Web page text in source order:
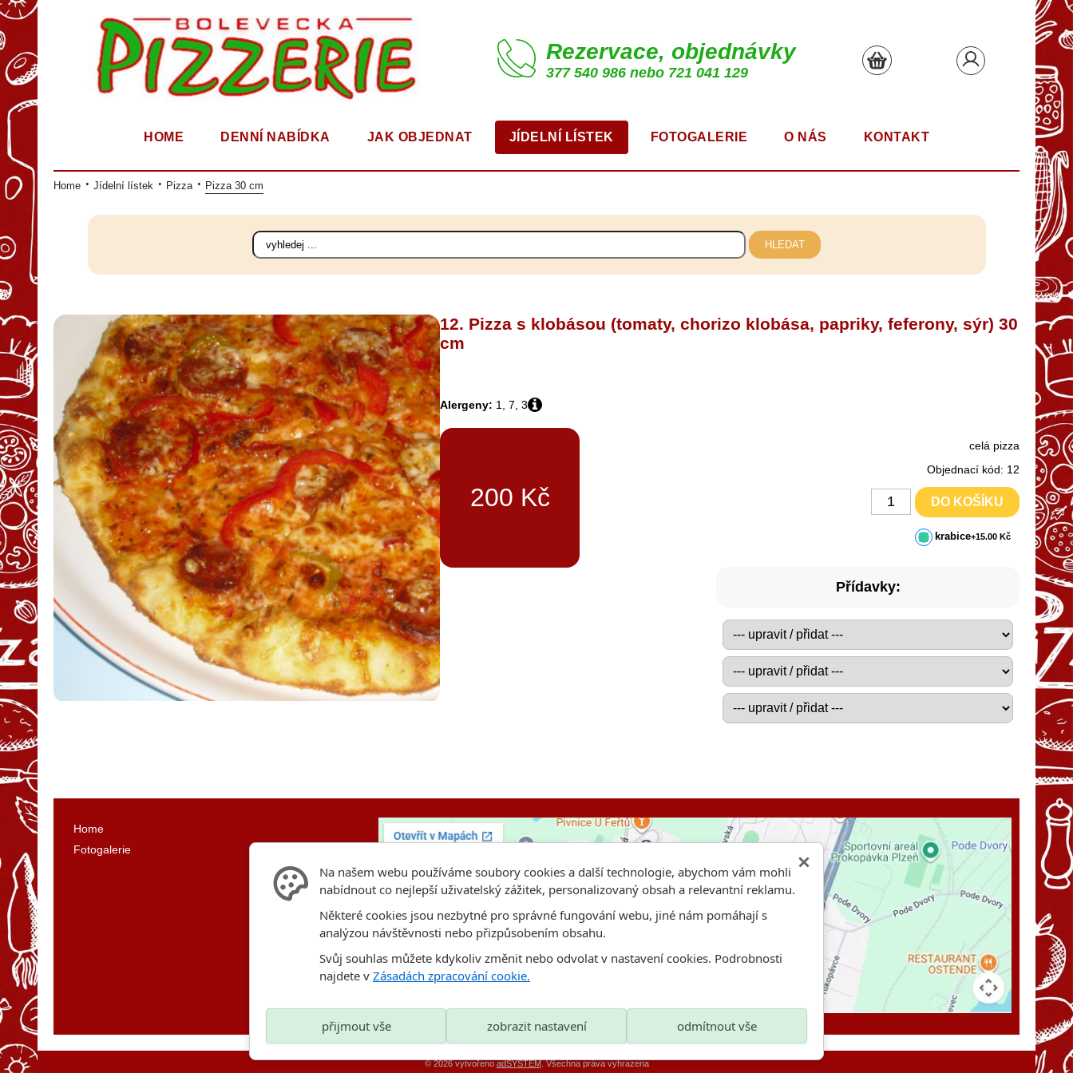
Home Jídelní lístek Pizza Pizza 30 cm
HLEDAT
12. Pizza s klobásou (tomaty, chorizo klobása, papriky, feferony, sýr) 30
cm
Alergeny: 1, 7, 3
200 Kč
celá pizza
Objednací kód: 12
DO KOŠÍKU
krabice+15.00 Kč
Přídavky:
HOME DENNÍ NABÍDKA JAK OBJEDNAT JÍDELNÍ LÍSTEK FOTOGALERIE O NÁS KONTAKT
Rezervace, objednávky
377 540 986 nebo 721 041 129
Home
Fotogalerie
Na našem webu používáme soubory cookies a další technologie, abychom vám mohli
nabídnout co nejlepší uživatelský zážitek, personalizovaný obsah a relevantní reklamu.
Některé cookies jsou nezbytné pro správné fungování webu, jiné nám pomáhají s
analýzou návštěvnosti nebo přizpůsobením obsahu.
Svůj souhlas můžete kdykoliv změnit nebo odvolat v nastavení cookies. Podrobnosti
najdete v Zásadách zpracování cookie.
přijmout vše zobrazit nastavení odmítnout vše
© 2026 vytvořenoadSYSTEM. Všechna práva vyhrazena